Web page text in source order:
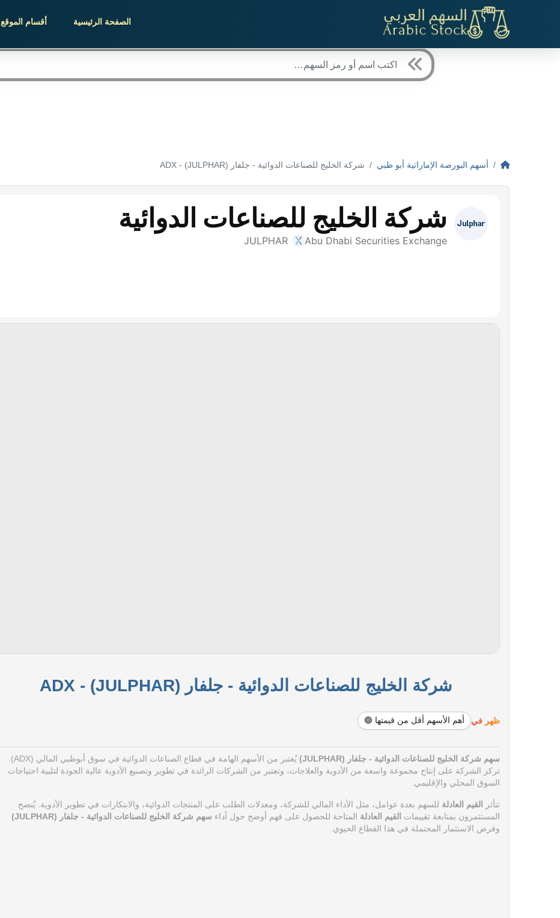
الصفحة الرئيسية أقسام الموقع
أسهم البورصة الإماراتية أبو ظبي شركة الخليج للصناعات الدوائية - جلفار (JULPHAR) - ADX
شركة الخليج للصناعات الدوائية - جلفار (JULPHAR) - ADX
ظهر في أهم الأسهم أقل من قيمتها 🟢
سهم شركة الخليج للصناعات الدوائية - جلفار (JULPHAR)
يُعتبر من الأسهم الهامة في قطاع الصناعات الدوائية في سوق أبوظبي المالي (ADX).
تركز الشركة على إنتاج مجموعة واسعة من الأدوية والعلاجات، وتعتبر من الشركات الرائدة في تطوير وتصنيع الأدوية عالية الجودة لتلبية احتياجات
السوق المحلي والإقليمي.
تتأثر القيم العادلة للسهم بعدة عوامل، مثل الأداء المالي للشركة، ومعدلات الطلب على المنتجات الدوائية، والابتكارات في تطوير الأدوية. يُنصح
المستثمرون بمتابعة تقييمات القيم العادلة المتاحة للحصول على فهم أوضح حول أداء سهم شركة الخليج للصناعات الدوائية - جلفار (JULPHAR)
وفرص الاستثمار المحتملة في هذا القطاع الحيوي.